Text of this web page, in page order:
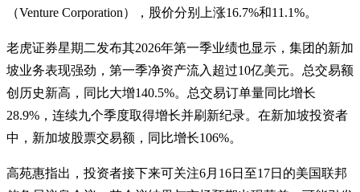
（Venture Corporation），股价分别上涨16.7%和11.1%。
老虎证券星期二发布其2026年第一季业绩也显示，集团的新加
坡业务表现强劲，第一季净资产流入超过10亿美元。总交易额
创历史新高，同比大增140.5%。总交易订单量同比增长
28.9%，连续九个季度取得增长并刷新纪录。在新加坡投资者
中，新加坡股票交易额，同比增长106%。
高苑惠指出，投资者接下来可关注6月16日至17日的美国联邦